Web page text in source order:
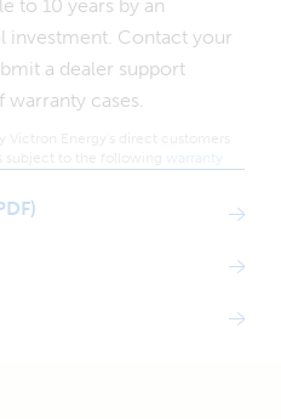
to 10 years by an
investment. Contact your
a dealer support
warranty cases.
warranty